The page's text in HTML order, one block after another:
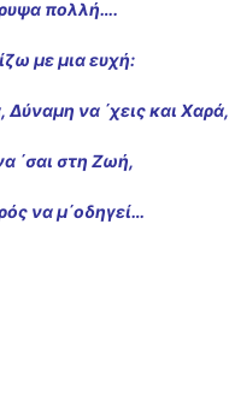
πολλή….
με μια ευχή:
να ΄χεις και Χαρά,
΄σαι στη Ζωή,
να μ΄οδηγεί…